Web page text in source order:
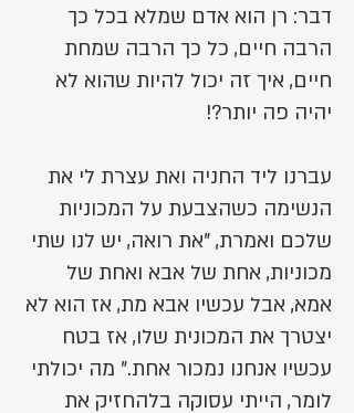
דבר: רן הוא אדם שמלא בכל כך
הרבה חיים, כל כך הרבה שמחת
חיים, איך זה יכול להיות שהוא לא
יהיה פה יותר?!
עברנו ליד החניה ואת עצרת לי את
הנשימה כשהצבעת על המכוניות
שלכם ואמרת, "את רואה, יש לנו שתי
מכוניות, אחת של אבא ואחת של
אמא, אבל עכשיו אבא מת, אז הוא לא
יצטרך את המכונית שלו, אז בטח
עכשיו אנחנו נמכור אחת." מה יכולתי
לומר, הייתי עסוקה בלהחזיק את